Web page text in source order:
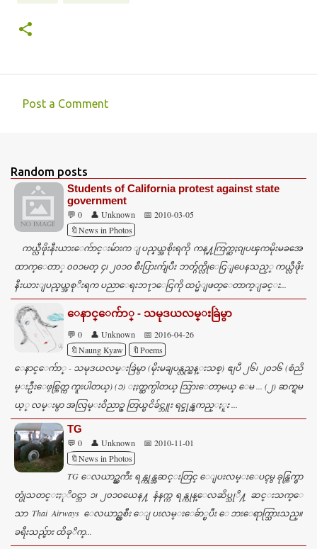
m
e
n
Post a Comment
Random posts
Students of California protest against state
government
💬 0 👤 Unknown
📅 2010-03-05
🔖News in Photos
ကယ္လီဖိုးနီးယားေက်ာင္းမ်ားက ျပည္နယ္အစိုးရကို ကန္႔ကြက္ဆႏၵျပၾကမိုးမခအေ
ထာက္ေတာ္ ၀၀၁မတ္ ၄၊ ၂၀၁၀ စီးပြားက်ျပီး ဘတ္ဂ်က္လိုေငြျပေနသည့္ ကယ္လီဖိုး
နီးယားျပည္နယ္အစုိးရက ပညာေရးဘ႑ာေငြကို ထပ္မံျဖတ္ေတာက္ျခင္း...
ေနာင္ေက်ာ္ - သမုဒယလမ္းခြဲမွာ
💬 0 👤 Unknown
📅 2016-04-26
🔖Naung Kyaw
🔖Poems
ေနာင္ေက်ာ္ - သမုဒယလမ္းခြဲမွာ (မိုးမချပန္လည္ဆန္းသစ္) ဧျပီ ၂၆၊ ၂၀၁၆ (စံညိ
မ္းဦးေဖ့စ္ဘြတ္က ကူးပါတယ္) (၁) ႏႈတ္ဆက္ပါတယ္ သြားေတာ့မယ္ ေမ ... (၂) ဆက္ရမ
ယ့္ လမ္းမွာ အလြမ္းဝိညာဥ္ တြယ္ၿငိခ်င္ဘူး ရင္ခုန္ၾကည္ႏူး ...
TG
💬 0 👤 Unknown
📅 2010-11-01
🔖News in Photos
TG ေလယာဥ္ႀကီး ရန္ကုန္အဆင္းတြင္ ေျပးလမ္းေပၚမွ ခုန္ထြက္ဓာ
တ္ပုံသတင္းႏုိ၀င္ဘာ ၁၊ ၂၀၁၀ယေန႔ နံနက္က ရန္ကုန္ေလဆိပ္သုိ႔ ဆင္းသက္ေ
သာ Thai Airways ေလယာဥ္တစီး ေျပးလမ္းေခ်ာ္ၿပီး ေဘးေရာက္သြားသည္။
ခရီးသည္မ်ား ထိခုိက္...